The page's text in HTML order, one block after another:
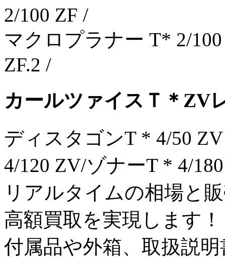
2/100 ZF /
マクロプラナー T* 2/
ZF.2 /
カールツァイスＴ＊ZV
ディスタゴンT * 4/50
4/120 ZV/ゾナーT * 4/
リアルタイムの相場と
高額買取を実現します！
付属品や外箱、取扱説